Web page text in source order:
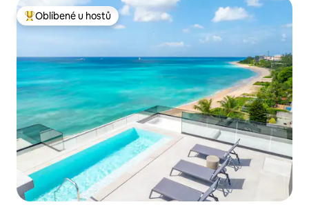
Nejlepší v kategorii Oblíbené u hostů
Oblíbené u hostů